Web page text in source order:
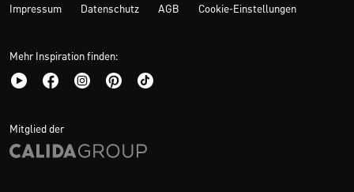
Impressum Datenschutz AGB Cookie-Einstellungen
Mehr Inspiration finden:
Mitglied der